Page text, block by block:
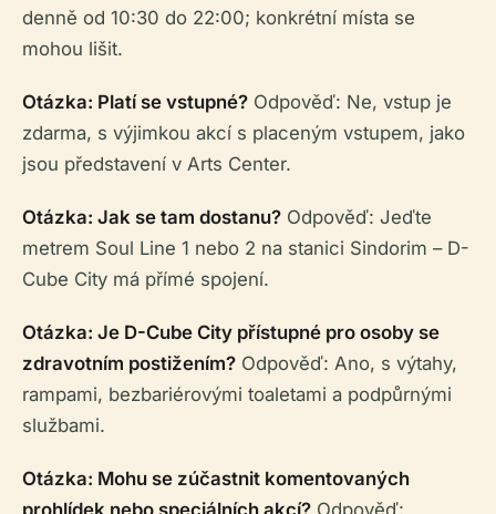
denně od 10:30 do 22:00; konkrétní místa se
mohou lišit.
Otázka: Platí se vstupné? Odpověď: Ne, vstup je
zdarma, s výjimkou akcí s placeným vstupem, jako
jsou představení v Arts Center.
Otázka: Jak se tam dostanu? Odpověď: Jeďte
metrem Soul Line 1 nebo 2 na stanici Sindorim – D-
Cube City má přímé spojení.
Otázka: Je D-Cube City přístupné pro osoby se
zdravotním postižením? Odpověď: Ano, s výtahy,
rampami, bezbariérovými toaletami a podpůrnými
službami.
Otázka: Mohu se zúčastnit komentovaných